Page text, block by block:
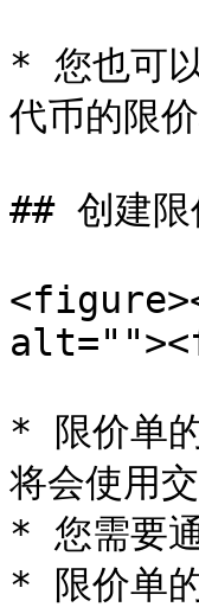
* 您也可
代币的限价
## 创建限
* 限价单
将会使用
* 您需要
* 限价单